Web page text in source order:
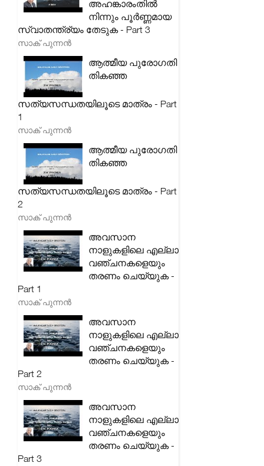
അഹങ്കാരംതിൽ
നിന്നും പൂർണ്ണമായ
സ്വാതന്ത്ര്യം തേടുക - Part 3
സാക് പുന്നൻ
ആത്മീയ പുരോഗതി
തികഞ്ഞ
സത്യസന്ധതയിലൂടെ മാത്രം - Part
1
സാക് പുന്നൻ
ആത്മീയ പുരോഗതി
തികഞ്ഞ
സത്യസന്ധതയിലൂടെ മാത്രം - Part
2
സാക് പുന്നൻ
അവസാന
നാളുകളിലെ എല്ലാ
വഞ്ചനകളെയും
തരണം ചെയ്യുക -
Part 1
സാക് പുന്നൻ
അവസാന
നാളുകളിലെ എല്ലാ
വഞ്ചനകളെയും
തരണം ചെയ്യുക -
Part 2
സാക് പുന്നൻ
അവസാന
നാളുകളിലെ എല്ലാ
വഞ്ചനകളെയും
തരണം ചെയ്യുക -
Part 3